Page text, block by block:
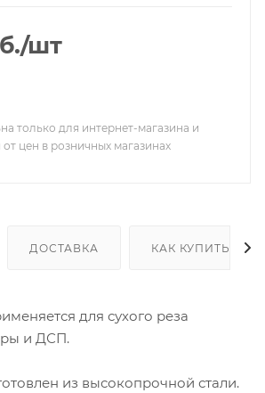
/шт
только для интернет-магазина и
цен в розничных магазинах
ДОСТАВКА КАК КУПИТЬ
для сухого реза
и ДСП.
из высокопрочной стали.